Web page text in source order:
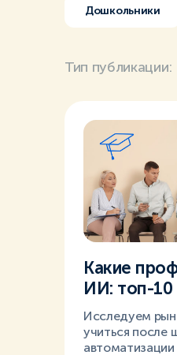
Дошкольники
Тип публикации:
Какие
ИИ: топ-10
Исследуем
учиться после
автоматизации